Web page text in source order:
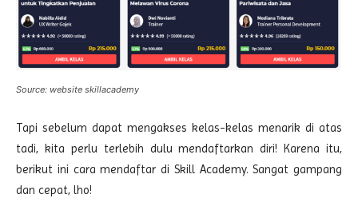
Source: website skillacademy
Tapi sebelum dapat mengakses kelas-kelas menarik di atas
tadi, kita perlu terlebih dulu mendaftarkan diri! Karena itu,
berikut ini cara mendaftar di Skill Academy. Sangat gampang
dan cepat, lho!